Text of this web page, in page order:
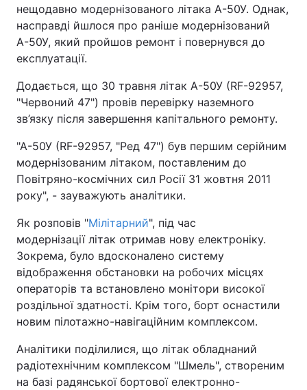
нещодавно модернізованого літака А-50У. Однак,
насправді йшлося про раніше модернізований
А-50У, який пройшов ремонт і повернувся до
експлуатації.
Додається, що 30 травня літак А-50У (RF-92957,
"Червоний 47") провів перевірку наземного
зв’язку після завершення капітального ремонту.
"А-50У (RF-92957, "Ред 47") був першим серійним
модернізованим літаком, поставленим до
Повітряно-космічних сил Росії 31 жовтня 2011
року", - зауважують аналітики.
Як розповів "Мілітарний", під час
модернізації літак отримав нову електроніку.
Зокрема, було вдосконалено систему
відображення обстановки на робочих місцях
операторів та встановлено монітори високої
роздільної здатності. Крім того, борт оснастили
новим пілотажно-навігаційним комплексом.
Аналітики поділилися, що літак обладнаний
радіотехнічним комплексом "Шмель", створеним
на базі радянської бортової електронно-